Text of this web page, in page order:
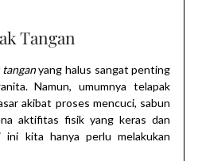
Tangan
yang halus sangat penting
Namun, umumnya telapak
akibat proses mencuci, sabun
aktifitas fisik yang keras dan
ini kita hanya perlu melakukan